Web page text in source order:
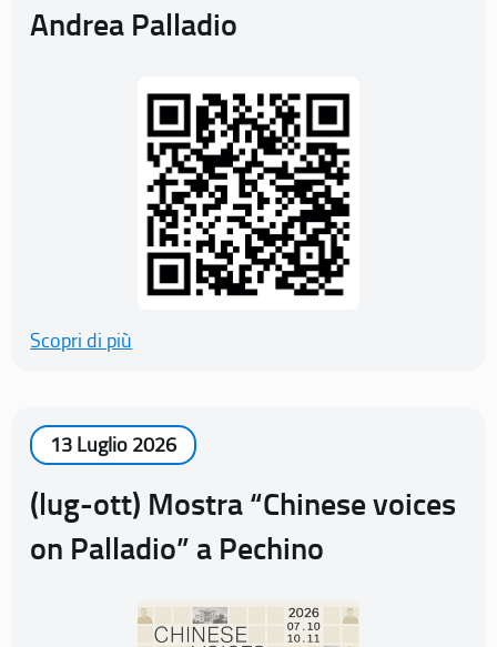
Andrea Palladio
Scopri di più
13 Luglio 2026
(lug-ott) Mostra “Chinese voices
on Palladio” a Pechino